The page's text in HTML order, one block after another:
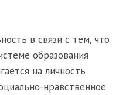
в связи с тем, что
образования
на личность
нравственное